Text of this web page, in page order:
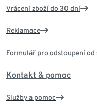
Vrácení zboží do 30 dní
Reklamace
Formulář pro odstoupení od
Kontakt & pomoc
Služby a pomoc